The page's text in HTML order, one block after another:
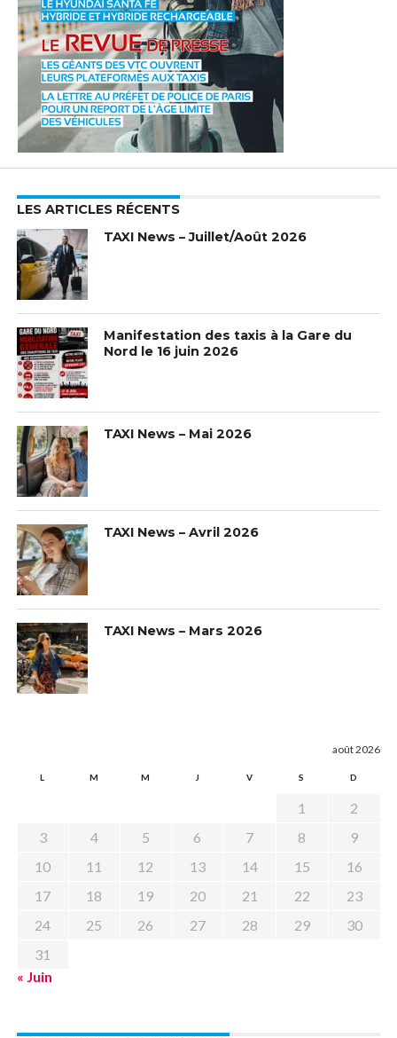
LES ARTICLES RÉCENTS
TAXI News – Juillet/Août 2026
Manifestation des taxis à la Gare du
Nord le 16 juin 2026
TAXI News – Mai 2026
TAXI News – Avril 2026
TAXI News – Mars 2026
août 2026
L M M J V S D
1
2
3
4 5 6 7 8
9
10
11 12 13 14 15
16
17
18 19 20 21 22
23
24
25 26 27 28 29
30
31
« Juin